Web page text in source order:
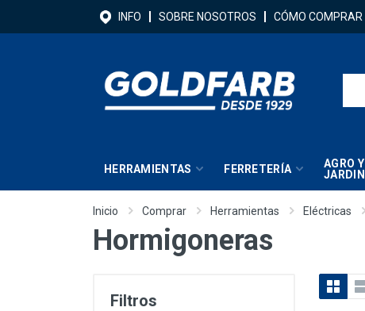
INFO SOBRE NOSOTROS CÓMO COMPRAR
HERRAMIENTAS FERRETERÍA
AGRO Y
JARDIN
Inicio Comprar Herramientas Eléctricas
Hormigoneras
Filtros